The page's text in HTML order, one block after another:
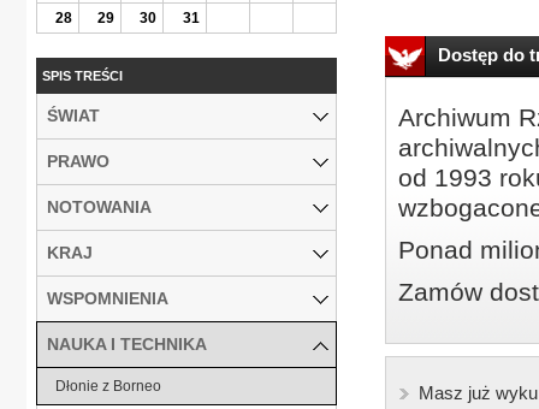
Dostęp do
Archiwum
od 1993
Ponad
Zamów
Masz już
28
29 30 31
SPIS TREŚCI
ŚWIAT
PRAWO
NOTOWANIA
KRAJ
WSPOMNIENIA
NAUKA I TECHNIKA
Dłonie z Borneo